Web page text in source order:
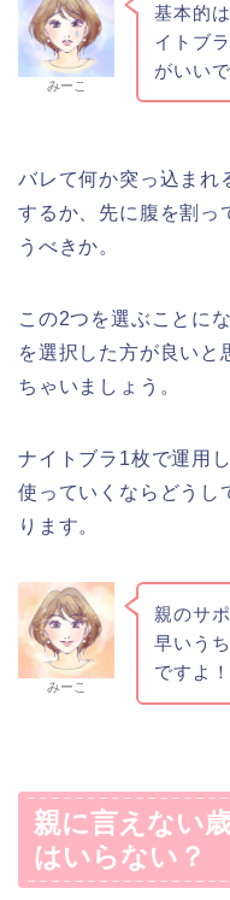
みーこ
基本的
イトブ
がいい
バレて何か突っ込まれ
するか、先に腹を割っ
うべきか。
この2つを選ぶことに
を選択した方が良いと
ちゃいましょう。
ナイトブラ1枚で運用
使っていくならどうし
ります。
みーこ
親のサ
早いう
ですよ！
親に言えない
はいらない？